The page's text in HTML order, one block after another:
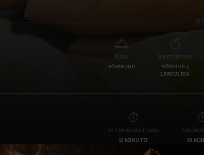
KÄIK
PÕHIROOG
KATEGOORIA
KÖÖGIVILI,
LINNULIHA
ETTEVALMISTUSED
15 MINUTIT
50